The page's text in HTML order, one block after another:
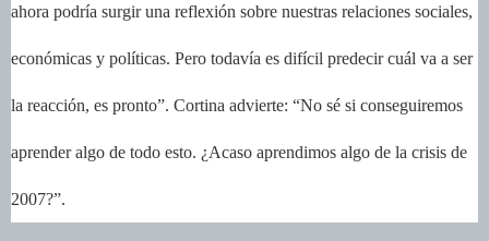
ahora podría surgir una reflexión sobre nuestras relaciones sociales,
económicas y políticas. Pero todavía es difícil predecir cuál va a ser
la reacción, es pronto”. Cortina advierte: “No sé si conseguiremos
aprender algo de todo esto. ¿Acaso aprendimos algo de la crisis de
2007?”.